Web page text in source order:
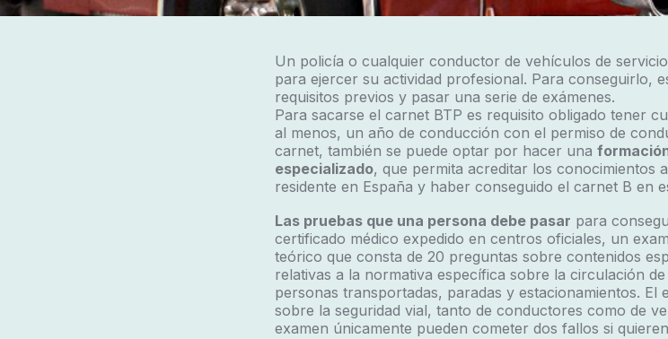
Un policía o cualquier conductor de vehículos de
para ejercer su actividad profesional. Para conseguirlo,
requisitos previos y pasar una serie de exámenes.
Para sacarse el carnet BTP es requisito obligado tener
al menos, un año de conducción con el permiso de
carnet, también se puede optar por hacer una
especializado, que permita acreditar los conocimientos
residente en España y haber conseguido el carnet B en
Las pruebas que una persona debe pasar para
certificado médico expedido en centros oficiales, un
teórico que consta de 20 preguntas sobre contenidos
relativas a la normativa específica sobre la circulación
personas transportadas, paradas y estacionamientos. El
sobre la seguridad vial, tanto de conductores como de
examen únicamente pueden cometer dos fallos si